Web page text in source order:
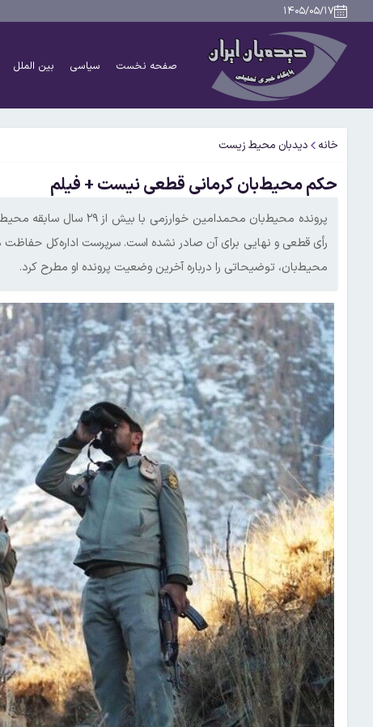
۱۴۰۵/۰۵/۱۷
صفحه نخست سیاسی بین الملل
خانه دیدبان محیط زیست
حکم محیط‌بان کرمانی قطعی نیست + فیلم
رأی قطعی و نهایی برای آن صادر نشده است. سرپرست اداره‌کل
محیط‌بان، توضیحاتی را درباره آخرین وضعیت پرونده او مطرح کرد.